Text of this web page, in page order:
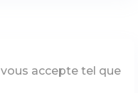
accepte tel que